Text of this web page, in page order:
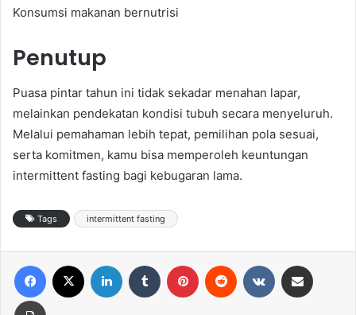
Konsumsi makanan bernutrisi
Penutup
Puasa pintar tahun ini tidak sekadar menahan lapar,
melainkan pendekatan kondisi tubuh secara menyeluruh.
Melalui pemahaman lebih tepat, pemilihan pola sesuai,
serta komitmen, kamu bisa memperoleh keuntungan
intermittent fasting bagi kebugaran lama.
Tags intermittent fasting